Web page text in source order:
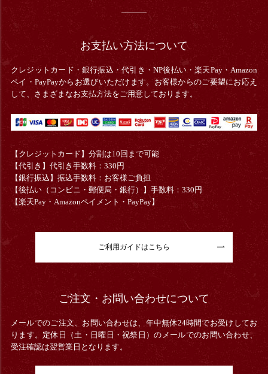
お支払い方法について
クレジットカード・銀行振込・代引き・NP後払い・楽天Pay・Amazon
ペイ・PayPayからお選びいただけます。お客様からのご要望にお応え
して、さまざまなお支払方法をご用意しております。
【クレジットカード】分割は10回まで可能
【代引き】代引き手数料：330円
【銀行振込】振込手数料：お客様ご負担
【後払い（コンビニ・郵便局・銀行）】手数料：330円
【楽天Pay・Amazonペイメント・PayPay】
ご利用ガイドはこちら
ご注文・お問い合わせについて
メールでのご注文、お問い合わせは、年中無休24時間でお受けしてお
ります。定休日（土・日曜日・祝祭日）のメールでのお問い合わせ、
受注確認は翌営業日となります。